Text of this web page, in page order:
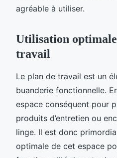
agréable à utiliser.
Utilisation
travail
Le plan de travail est un
buanderie fonctionnelle.
espace conséquent pour
produits d’entretien ou
linge. Il est donc
optimale de cet espace